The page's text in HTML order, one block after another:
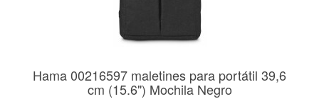
Hama 00216597 maletines para portátil 39,6
cm (15.6") Mochila Negro